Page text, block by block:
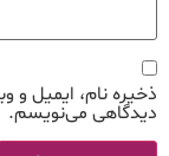
ذخیره نام، ایمیل و
دیدگاهی می‌نویسم.